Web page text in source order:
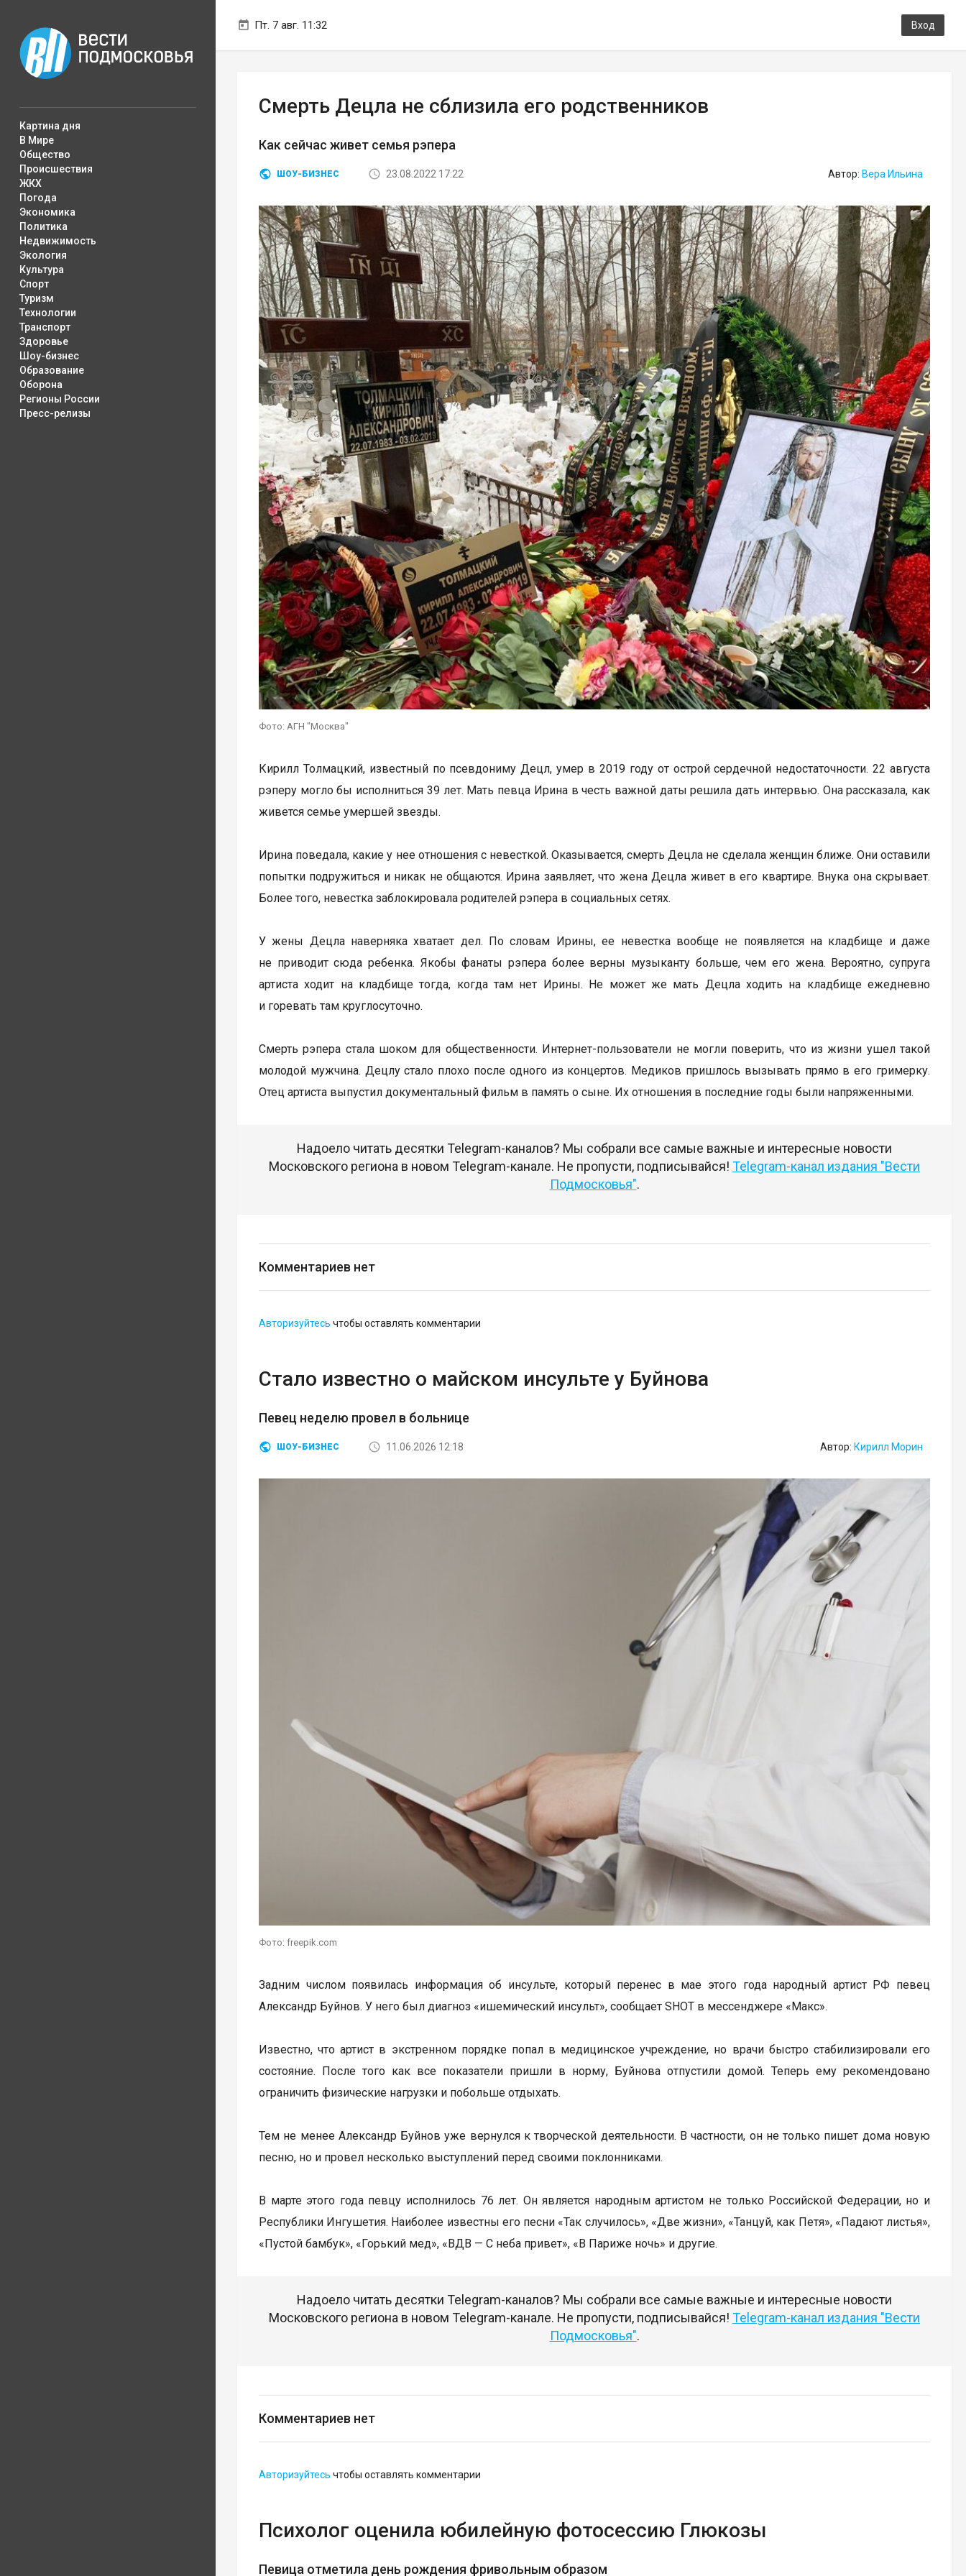
Пт. 7 авг. 11:32 Вход
Картина дня
В Мире
Общество
Происшествия
ЖКХ
Погода
Экономика
Политика
Недвижимость
Экология
Культура
Спорт
Туризм
Технологии
Транспорт
Здоровье
Шоу-бизнес
Образование
Оборона
Регионы России
Пресс-релизы
Смерть Децла не сблизила его родственников
Как сейчас живет семья рэпера
ШОУ-БИЗНЕС 23.08.2022 17:22 Автор: Вера Ильина
Фото: АГН "Москва"
Кирилл Толмацкий, известный по псевдониму Децл, умер в 2019 году от острой сердечной недостаточности. 22 августа
рэперу могло бы исполниться 39 лет. Мать певца Ирина в честь важной даты решила дать интервью. Она рассказала, как
живется семье умершей звезды.
Ирина поведала, какие у нее отношения с невесткой. Оказывается, смерть Децла не сделала женщин ближе. Они оставили
попытки подружиться и никак не общаются. Ирина заявляет, что жена Децла живет в его квартире. Внука она скрывает.
Более того, невестка заблокировала родителей рэпера в социальных сетях.
У жены Децла наверняка хватает дел. По словам Ирины, ее невестка вообще не появляется на кладбище и даже
не приводит сюда ребенка. Якобы фанаты рэпера более верны музыканту больше, чем его жена. Вероятно, супруга
артиста ходит на кладбище тогда, когда там нет Ирины. Не может же мать Децла ходить на кладбище ежедневно
и горевать там круглосуточно.
Смерть рэпера стала шоком для общественности. Интернет-пользователи не могли поверить, что из жизни ушел такой
молодой мужчина. Децлу стало плохо после одного из концертов. Медиков пришлось вызывать прямо в его гримерку.
Отец артиста выпустил документальный фильм в память о сыне. Их отношения в последние годы были напряженными.
Надоело читать десятки Telegram-каналов? Мы собрали все самые важные и интересные новости
Московского региона в новом Telegram-канале. Не пропусти, подписывайся! Telegram-канал издания "Вести
Подмосковья".
Комментариев нет
Авторизуйтесь чтобы оставлять комментарии
Стало известно о майском инсульте у Буйнова
Певец неделю провел в больнице
ШОУ-БИЗНЕС 11.06.2026 12:18 Автор: Кирилл Морин
Фото: freepik.com
Задним числом появилась информация об инсульте, который перенес в мае этого года народный артист РФ певец
Александр Буйнов. У него был диагноз «ишемический инсульт», сообщает SHOT в мессенджере «Макс».
Известно, что артист в экстренном порядке попал в медицинское учреждение, но врачи быстро стабилизировали его
состояние. После того как все показатели пришли в норму, Буйнова отпустили домой. Теперь ему рекомендовано
ограничить физические нагрузки и побольше отдыхать.
Тем не менее Александр Буйнов уже вернулся к творческой деятельности. В частности, он не только пишет дома новую
песню, но и провел несколько выступлений перед своими поклонниками.
В марте этого года певцу исполнилось 76 лет. Он является народным артистом не только Российской Федерации, но и
Республики Ингушетия. Наиболее известны его песни «Так случилось», «Две жизни», «Танцуй, как Петя», «Падают листья»,
«Пустой бамбук», «Горький мед», «ВДВ — С неба привет», «В Париже ночь» и другие.
Надоело читать десятки Telegram-каналов? Мы собрали все самые важные и интересные новости
Московского региона в новом Telegram-канале. Не пропусти, подписывайся! Telegram-канал издания "Вести
Подмосковья".
Комментариев нет
Авторизуйтесь чтобы оставлять комментарии
Психолог оценила юбилейную фотосессию Глюкозы
Певица отметила день рождения фривольным образом